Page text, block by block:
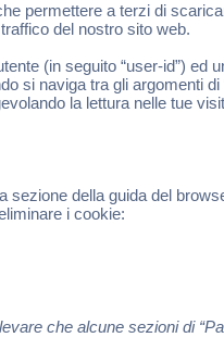
permettere a terzi di
del nostro sito web.
(in seguito “user-id”)
si naviga tra gli argomenti
la lettura nelle tue
della guida del
i cookie:
che alcune sezioni di